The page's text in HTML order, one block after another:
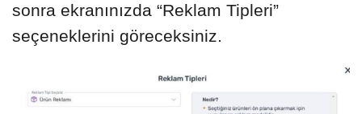
sonra ekranınızda “Reklam Tipleri”
seçeneklerini göreceksiniz.